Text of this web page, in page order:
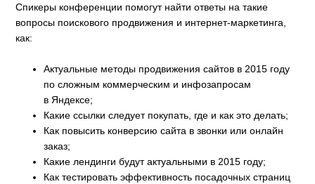
Спикеры конференции помогут найти ответы на такие
вопросы поискового продвижения и интернет-маркетинга,
как:
Актуальные методы продвижения сайтов в 2015 году
по сложным коммерческим и инфозапросам
в Яндексе;
Какие ссылки следует покупать, где и как это делать;
Как повысить конверсию сайта в звонки или онлайн
заказ;
Какие лендинги будут актуальными в 2015 году;
Как тестировать эффективность посадочных страниц